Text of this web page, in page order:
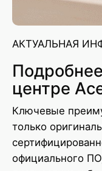
АКТУАЛЬНАЯ
центре
Ключевые
только
официального